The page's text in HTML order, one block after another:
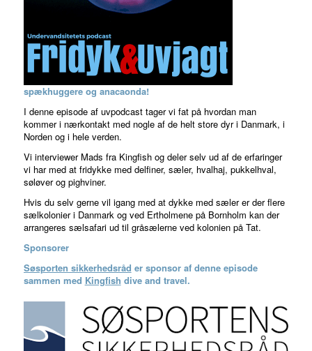
spækhuggere og anacaonda!
I denne episode af uvpodcast tager vi fat på hvordan man
kommer i nærkontakt med nogle af de helt store dyr i Danmark, i
Norden og i hele verden.
Vi interviewer Mads fra Kingfish og deler selv ud af de erfaringer
vi har med at fridykke med delfiner, sæler, hvalhaj, pukkelhval,
søløver og pighviner.
Hvis du selv gerne vil igang med at dykke med sæler er der flere
sælkolonier i Danmark og ved Ertholmene på Bornholm kan der
arrangeres sælsafari ud til gråsælerne ved kolonien på Tat.
Sponsorer
Søsporten sikkerhedsråd er sponsor af denne episode
sammen med Kingfish dive and travel.